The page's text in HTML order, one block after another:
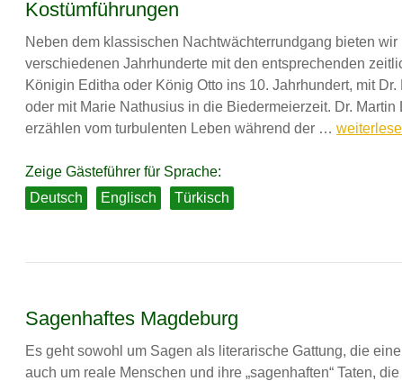
Kostümführungen
Neben dem klassischen Nachtwächterrundgang bieten wir
verschiedenen Jahrhunderte mit den entsprechenden
Königin Editha oder König Otto ins 10. Jahrhundert, mit
oder mit Marie Nathusius in die Biedermeierzeit. Dr.
erzählen vom turbulenten Leben während der …
Zeige Gästeführer für Sprache:
Deutsch
Englisch Türkisch
Sagenhaftes Magdeburg
Es geht sowohl um Sagen als literarische Gattung, die
auch um reale Menschen und ihre „sagenhaften“ Taten,